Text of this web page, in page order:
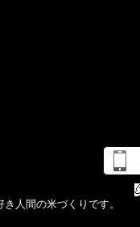
人間の米づくりです。